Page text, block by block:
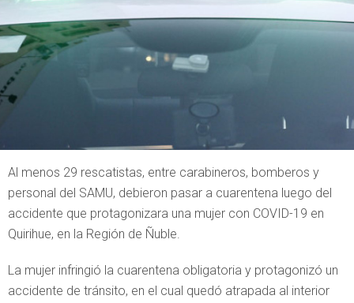
Al menos 29 rescatistas, entre carabineros, bomberos y
personal del SAMU, debieron pasar a cuarentena luego del
accidente que protagonizara una mujer con COVID-19 en
Quirihue, en la Región de Ñuble.
La mujer infringió la cuarentena obligatoria y protagonizó un
accidente de tránsito, en el cual quedó atrapada al interior